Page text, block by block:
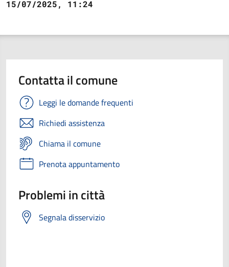
15/07/2025, 11:24
Contatta il comune
Leggi le domande frequenti
Richiedi assistenza
Chiama il comune
Prenota appuntamento
Problemi in città
Segnala disservizio